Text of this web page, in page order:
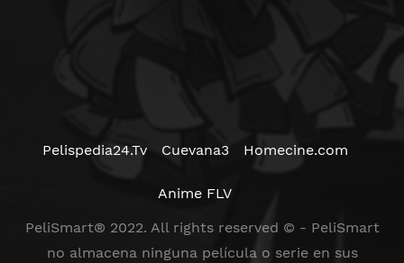
Pelispedia24.Tv Cuevana3 Homecine.com
Anime FLV
PeliSmart® 2022. All rights reserved © - PeliSmart
no almacena ninguna película o serie en sus